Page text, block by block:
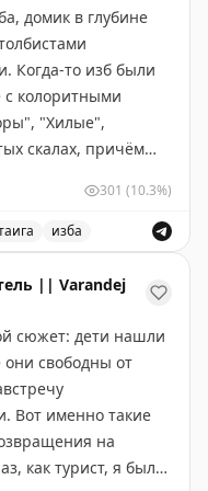
домик в глубине
Когда-то изб были
с колоритными
"Хилые",
скалах, причём
опытный столбист.
когда-то это
часто горевшие
но современные
каменные дома с
даже с
и солнечных
и ставнями:
троп, что
отношений
301 (10.3%)
изба
|| Varandej
сюжет: дети нашли
Вот именно такие
на
как турист, я был